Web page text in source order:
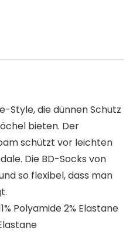
Style, die dünnen Schutz
bieten. Der
schützt vor leichten
Die BD-Socks von
so flexibel, dass man
Polyamide 2% Elastane